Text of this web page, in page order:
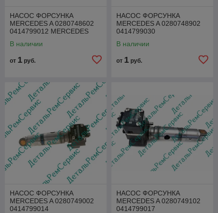
НАСОС ФОРСУНКА
MERCEDES A 0280748602
0414799012 MERCEDES
В наличии
от 1 руб.
НАСОС ФОРСУНКА
MERCEDES A 0280748902
0414799030
В наличии
от 1 руб.
НАСОС ФОРСУНКА
MERCEDES A 0280749002
0414799014
НАСОС ФОРСУНКА
MERCEDES A 0280749102
0414799017